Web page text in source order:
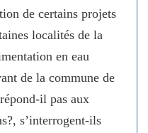
de certains projets
localités de la
en eau
de la commune de
il pas aux
s’interrogent-ils